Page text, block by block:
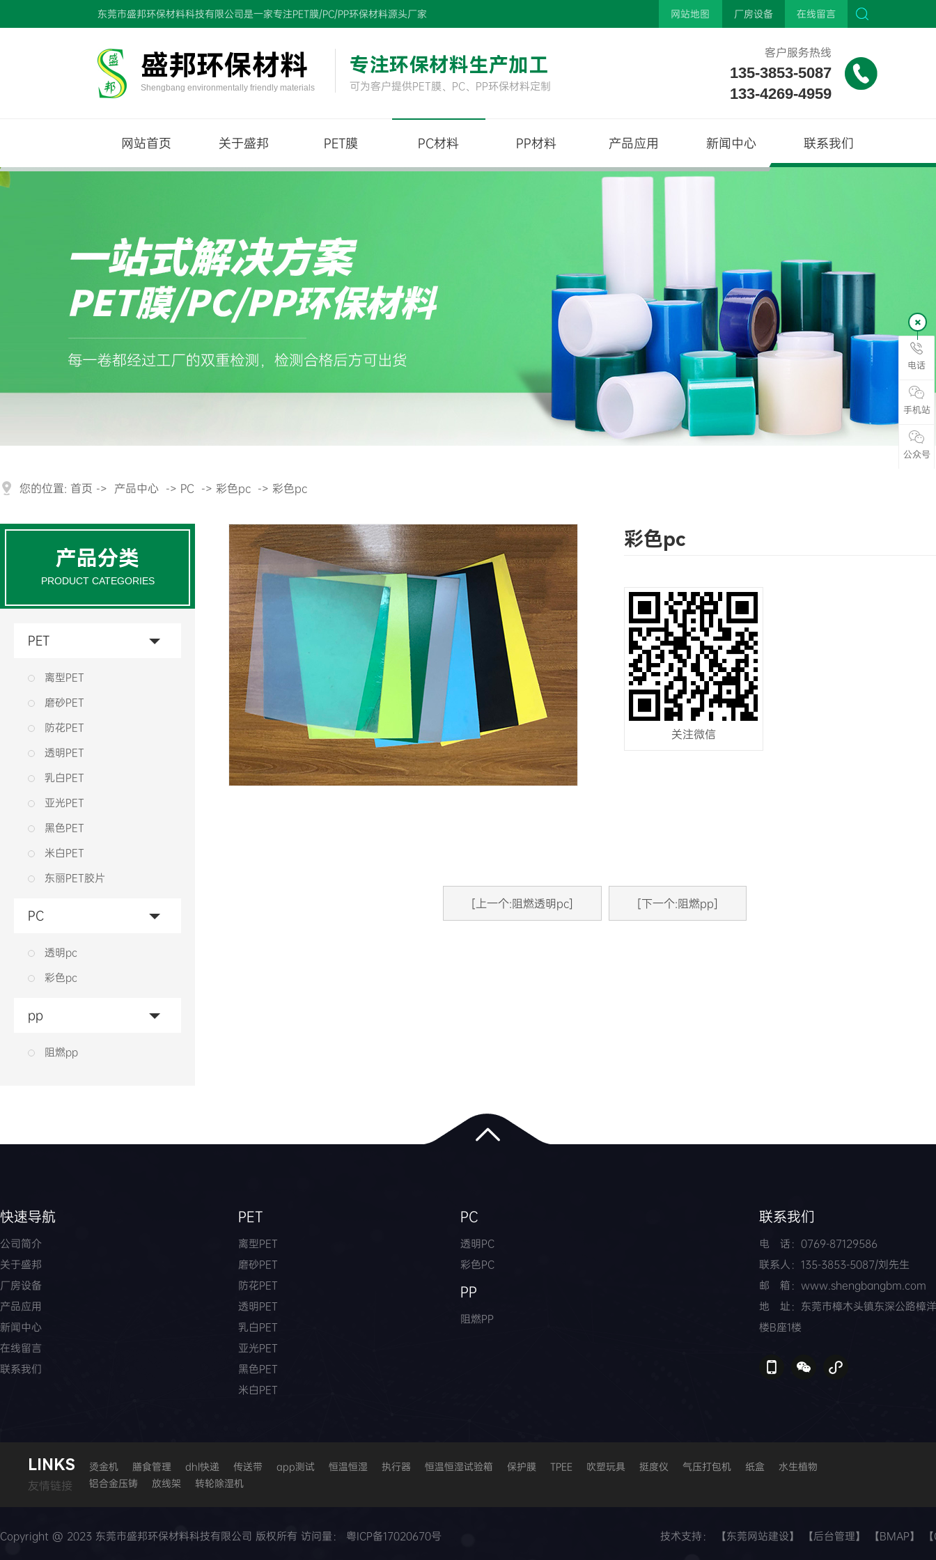
东莞市盛邦环保材料科技有限公司是一家专注PET膜/PC/PP环保材料源头厂家 网站地图 厂房设备 在线留言
盛邦环保材料
Shengbang environmentally friendly materials
专注环保材料生产加工
可为客户提供PET膜、PC、PP环保材料定制
客户服务热线
135-3853-5087
133-4269-4959
网站首页 关于盛邦 PET膜 PC材料 PP材料 产品应用 新闻中心 联系我们
您的位置: 首页 -> 产品中心 -> PC -> 彩色pc -> 彩色pc
产品分类
PRODUCT CATEGORIES
PET
离型PET
磨砂PET
防花PET
透明PET
乳白PET
亚光PET
黑色PET
米白PET
东丽PET胶片
PC
透明pc
彩色pc
pp
阻燃pp
彩色pc
关注微信
[上一个:阻燃透明pc] [下一个:阻燃pp]
快速导航
公司简介
关于盛邦
厂房设备
产品应用
新闻中心
在线留言
联系我们
PET
离型PET
磨砂PET
防花PET
透明PET
乳白PET
亚光PET
黑色PET
米白PET
PC
透明PC
彩色PC
PP
阻燃PP
联系我们
电 话：0769-87129586
联系人：135-3853-5087/刘先生
邮 箱：www.shengbangbm.com
地 址：东莞市樟木头镇东深公路樟
楼B座1楼
LI N KS
友情链接
烫金机 膳食管理 dhl快递 传送带 app测试 恒温恒湿 执行器 恒温恒湿试验箱 保护膜 TPEE 吹塑玩具 挺度仪 气压打包机 纸盒
水生植物
铝合金压铸
放线架 转轮除湿机
Copyright @ 2023 东莞市盛邦环保材料科技有限公司 版权所有 访问量： 粤ICP备17020670号 技术支持： 【东莞网站建设】 【后台管理】 【BMAP】
电话
手机站
公众号